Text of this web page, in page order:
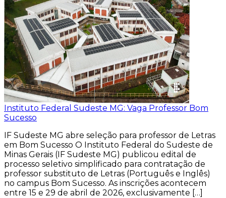
Instituto Federal Sudeste MG: Vaga Professor Bom
Sucesso
IF Sudeste MG abre seleção para professor de Letras
em Bom Sucesso O Instituto Federal do Sudeste de
Minas Gerais (IF Sudeste MG) publicou edital de
processo seletivo simplificado para contratação de
professor substituto de Letras (Português e Inglês)
no campus Bom Sucesso. As inscrições acontecem
entre 15 e 29 de abril de 2026, exclusivamente […]